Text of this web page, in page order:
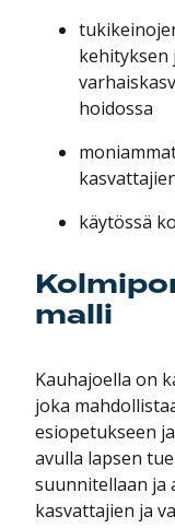
kehityksen
hoidossa
käytössä
malli
Kauhajoella on
joka
esiopetukseen
avulla lapsen
suunnitellaan ja
kasvattajien ja